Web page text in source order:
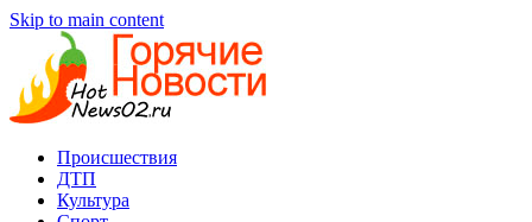
Skip to main content
Происшествия
ДТП
Культура